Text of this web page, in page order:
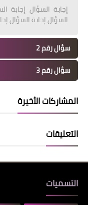
إجابة السؤال إجابة
السؤال إجابة السؤال
سؤال رقم 2
سؤال رقم 3
المشاركات الأخيرة
التعليقات
التسميات